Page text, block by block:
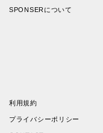
SPONSERについて
利用規約
プライバシーポリシー